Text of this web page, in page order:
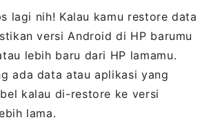
lagi nih! Kalau kamu restore data
versi Android di HP barumu
lebih baru dari HP lamamu.
ada data atau aplikasi yang
kalau di-restore ke versi
lama.